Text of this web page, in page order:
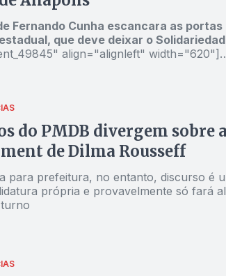
Fernando Cunha escancara as
que deve deixar o
align="alignleft" width="620"]
deixar o
e se filiar ao PSDB. Com a renúncia de
na sexta-feira, 11, que não irá
deve ser o candidato tucano a prefeito
que, embora seja considerado
Fernando Cunha não
a eleição fosse realizada hoje,
turno Carlos Antônio, apontado como
do PMDB divergem sobre
de Dilma Rousseff
para prefeitura, no entanto, discurso é
própria e provavelmente só fará